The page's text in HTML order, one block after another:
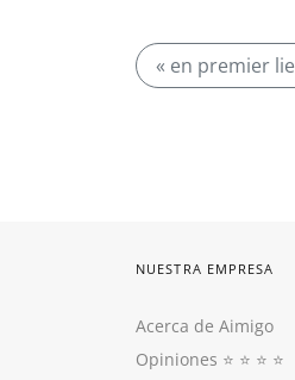
« en premier
NUESTRA EMPRESA
Acerca de Aimigo
Opiniones ⭐️ ⭐️ ⭐️ ⭐️